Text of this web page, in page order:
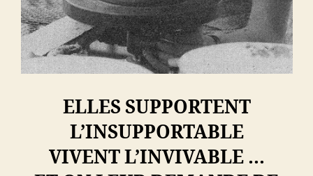
ELLES SUPPORTENT
L’INSUPPORTABLE
VIVENT L’INVIVABLE …